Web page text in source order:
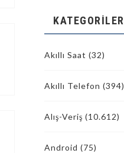
KATEGORILER
Akıllı Saat (32)
Akıllı Telefon (394)
Alış-Veriş (10.612)
Android (75)